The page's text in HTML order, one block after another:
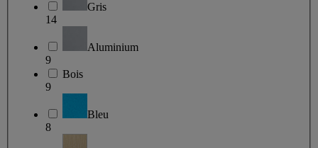
Gris
14
Aluminium
9
Bois
9
Bleu
8